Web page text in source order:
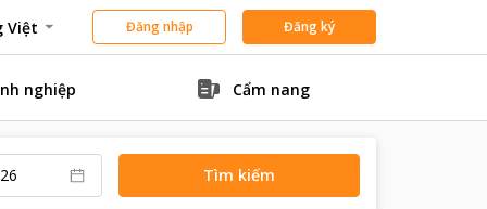
Việt Đăng nhập Đăng ký
nghiệp Cẩm nang
Tìm kiếm